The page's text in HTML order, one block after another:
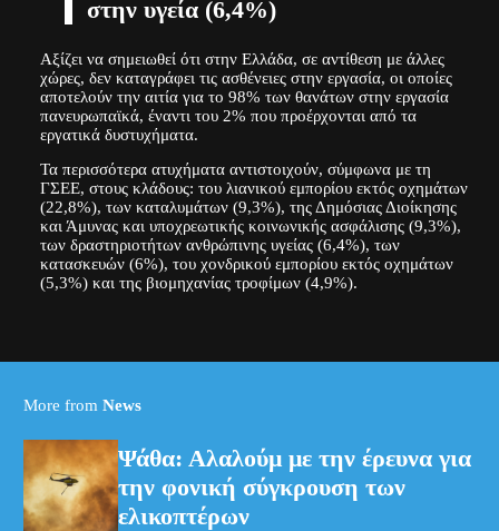
στην υγεία (6,4%)
Αξίζει να σημειωθεί ότι στην Ελλάδα, σε αντίθεση με άλλες
χώρες, δεν καταγράφει τις ασθένειες στην εργασία, οι οποίες
αποτελούν την αιτία για το 98% των θανάτων στην εργασία
πανευρωπαϊκά, έναντι του 2% που προέρχονται από τα
εργατικά δυστυχήματα.
Τα περισσότερα ατυχήματα αντιστοιχούν, σύμφωνα με τη
ΓΣΕΕ, στους κλάδους: του λιανικού εμπορίου εκτός οχημάτων
(22,8%), των καταλυμάτων (9,3%), της Δημόσιας Διοίκησης
και Άμυνας και υποχρεωτικής κοινωνικής ασφάλισης (9,3%),
των δραστηριοτήτων ανθρώπινης υγείας (6,4%), των
κατασκευών (6%), του χονδρικού εμπορίου εκτός οχημάτων
(5,3%) και της βιομηχανίας τροφίμων (4,9%).
More from News
Ψάθα: Αλαλούμ με την έρευνα για
την φονική σύγκρουση των
ελικοπτέρων